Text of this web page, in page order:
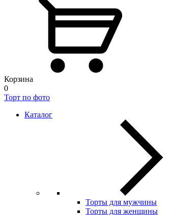
Корзина
0
Торт по фото
Каталог
Торты для мужчины
Торты для женщины